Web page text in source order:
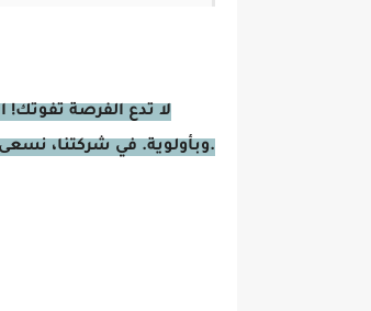
لا تدع الفرصة تفوتك!
وبأولوية. في شركتنا، نسعى دائمًا لتقديم الفرص المهنية للباحثين عن عمل والمهتمين بالتطوير المهني.